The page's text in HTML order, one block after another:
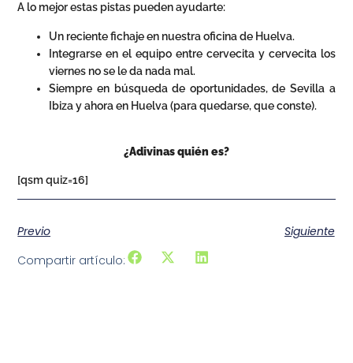
A lo mejor estas pistas pueden ayudarte:
Un reciente fichaje en nuestra oficina de Huelva.
Integrarse en el equipo entre cervecita y cervecita los
viernes no se le da nada mal.
Siempre en búsqueda de oportunidades, de Sevilla a
Ibiza y ahora en Huelva (para quedarse, que conste).
¿Adivinas quién es?
[qsm quiz=16]
Previo
Siguiente
Compartir artículo: